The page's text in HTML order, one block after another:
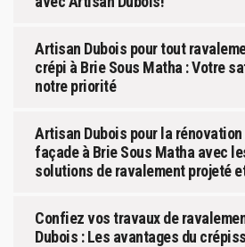
Artisan Dubois pour tout
crépi à Brie Sous Matha : Votre
notre priorité
Artisan Dubois pour la
façade à Brie Sous Matha avec
solutions de ravalement projeté
Confiez vos travaux de
Dubois : Les avantages du